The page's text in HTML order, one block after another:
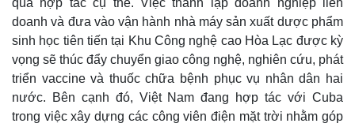
doanh và đưa vào vận hành nhà máy sản xuất dược phẩm
sinh học tiên tiến tại Khu Công nghệ cao Hòa Lạc được kỳ
vọng sẽ thúc đẩy chuyển giao công nghệ, nghiên cứu, phát
triển vaccine và thuốc chữa bệnh phục vụ nhân dân hai
nước. Bên cạnh đó, Việt Nam đang hợp tác với Cuba
trong việc xây dựng các công viên điện mặt trời nhằm góp